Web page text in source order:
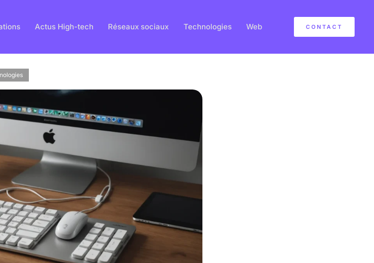
Actus High-tech Réseaux sociaux Technologies Web CONTACT